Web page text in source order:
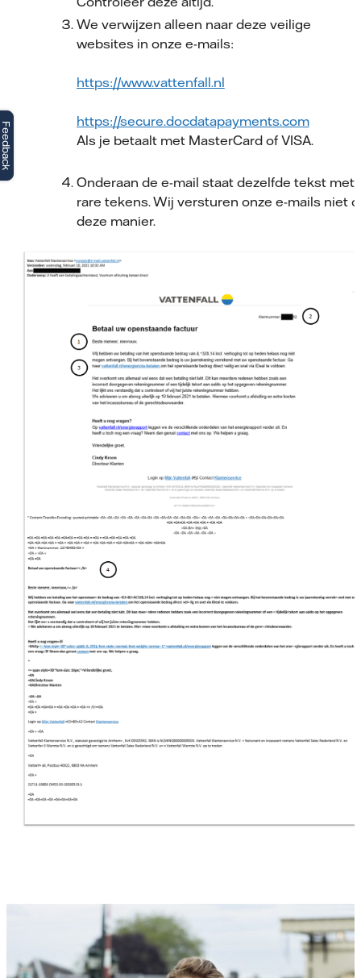
We verwijzen alleen naar deze veilige
websites in onze e-mails:
https://www.vattenfall.nl
https://secure.docdatapayments.com
Als je betaalt met MasterCard of VISA.
Onderaan de e-mail staat dezelfde tekst met
rare tekens. Wij versturen onze e-mails niet
deze manier.
Feedback